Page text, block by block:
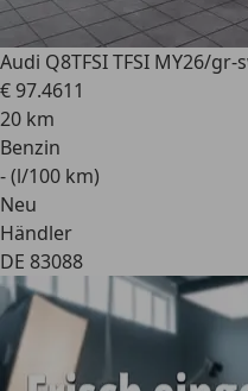
Audi Q8TFSI TFSI MY26/
€ 97.4611
20 km
Benzin
- (l/100 km)
Neu
Händler
DE 83088